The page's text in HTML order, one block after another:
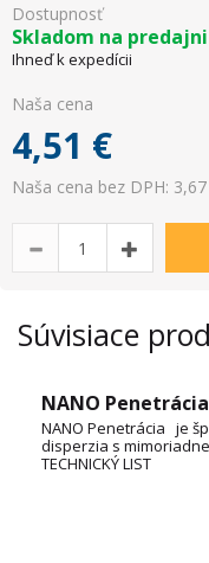
Dostupnosť
Skladom na predajni
Ihneď k expedícii
Naša cena
4,51 €
Naša cena bez DPH:
Súvisiace
NANO
NANO Penetrácia je
disperzia s
TECHNICKÝ LIST